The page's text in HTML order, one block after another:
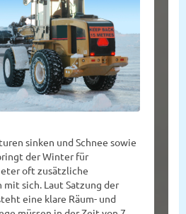
sinken und Schnee sowie
der Winter für
oft zusätzliche
mit sich. Laut Satzung der
eine klare Räum- und